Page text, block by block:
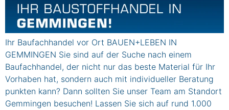
Ihr Baufachhandel vor Ort BAUEN+LEBEN IN
GEMMINGEN Sie sind auf der Suche nach einem
Baufachhandel, der nicht nur das beste Material für Ihr
Vorhaben hat, sondern auch mit individueller Beratung
punkten kann? Dann sollten Sie unser Team am Standort
Gemmingen besuchen! Lassen Sie sich auf rund 1.000